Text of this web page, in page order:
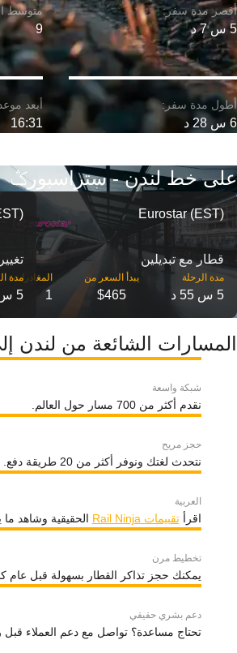
5 س 7 د
6 س 28 د
9
16:31
على خط لندن - ستراسبورݣ
Eurostar (EST)
قطار مع تبديلين
مدة الرحلة
5 س 55 د $465
1
مدة
5 س 7 د
المسارات الشائعة من لندن
شبكة واسعة
نقدم أكثر من 700 مسار حول العالم.
حجز مريح
نتحدث لغتك ونوفر أكثر من 20 طريقة دفع.
العربية
اقرأتقييمات Rail Ninja الحقيقية وشاهد ما
تخطيط مرن
يمكنك حجز تذاكر القطار بسهولة قبل عام
دعم بشري حقيقي
تحتاج مساعدة؟ تواصل مع دعم العملاء قبل